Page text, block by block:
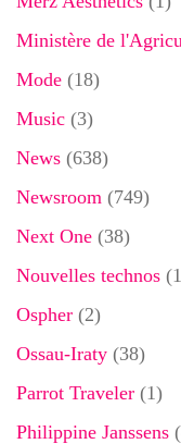
Ministère de
Mode (18)
Music (3)
News (638)
Newsroom (749)
Next One (38)
Nouvelles technos
Ospher (2)
Ossau-Iraty (38)
Parrot Traveler (1)
Philippine Janssens